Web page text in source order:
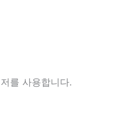
를 사용합니다.